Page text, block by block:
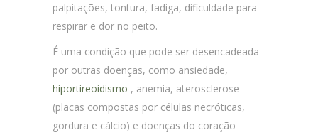
palpitações, tontura, fadiga, dificuldade para
respirar e dor no peito.
É uma condição que pode ser desencadeada
por outras doenças, como ansiedade,
hiportireoidismo , anemia, aterosclerose
(placas compostas por células necróticas,
gordura e cálcio) e doenças do coração